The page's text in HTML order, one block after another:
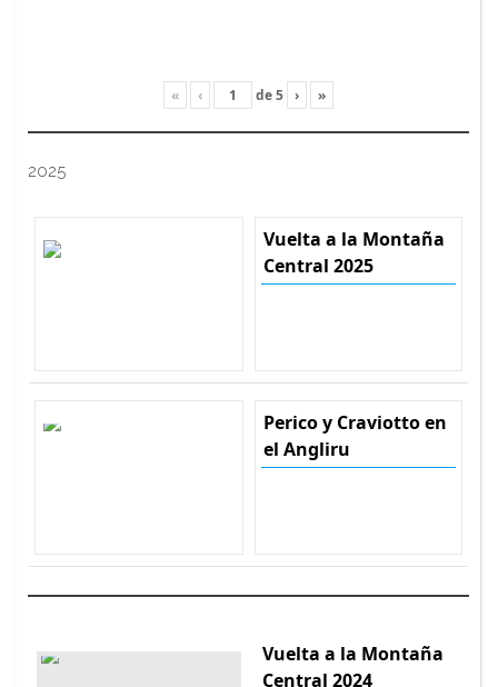
« ‹ de5 › »
2025
Vuelta a la Montaña
Central 2025
Perico y Craviotto en
el Angliru
Vuelta a la Montaña
Central 2024